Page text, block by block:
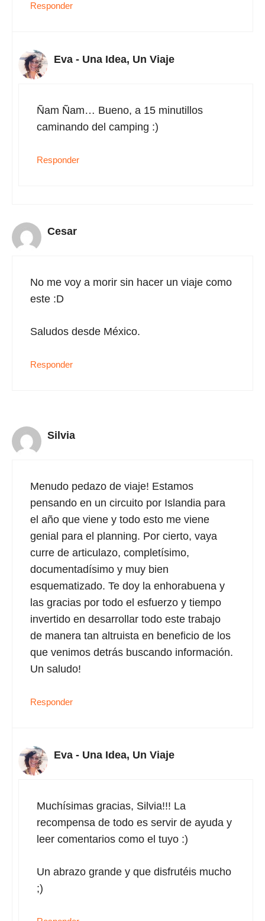
Responder
Eva - Una Idea, Un Viaje
Ñam Ñam… Bueno, a 15 minutillos
caminando del camping :)
Responder
Cesar
No me voy a morir sin hacer un viaje como
este :D
Saludos desde México.
Responder
Silvia
Menudo pedazo de viaje! Estamos
pensando en un circuito por Islandia para
el año que viene y todo esto me viene
genial para el planning. Por cierto, vaya
curre de articulazo, completísimo,
documentadísimo y muy bien
esquematizado. Te doy la enhorabuena y
las gracias por todo el esfuerzo y tiempo
invertido en desarrollar todo este trabajo
de manera tan altruista en beneficio de los
que venimos detrás buscando información.
Un saludo!
Responder
Eva - Una Idea, Un Viaje
Muchísimas gracias, Silvia!!! La
recompensa de todo es servir de ayuda y
leer comentarios como el tuyo :)
Un abrazo grande y que disfrutéis mucho
;)